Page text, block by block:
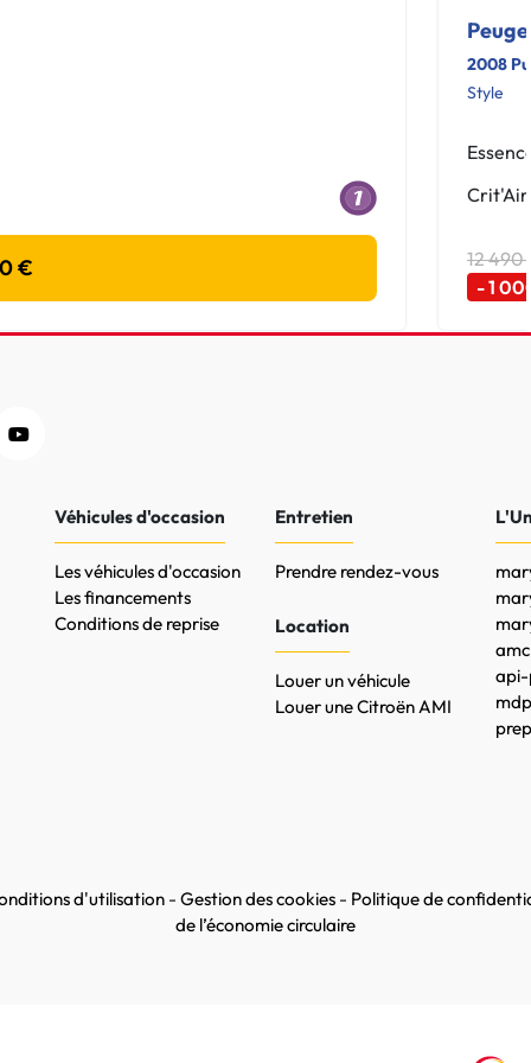
€
2008
Style
Crit'Air
12 490
- 1
Véhicules d'occasion
Les véhicules d'occasion
Les financements
Conditions de reprise
Entretien
Prendre rendez-vous
Location
Louer un véhicule
Louer une Citroën AMI
api-
d'utilisation - Gestion des cookies - Politique de
de l’économie circulaire